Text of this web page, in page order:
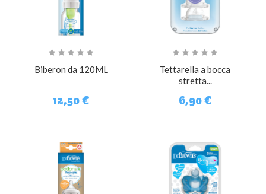
Biberon da 120ML
12,50 €
Tettarella a bocca
stretta...
6,90 €